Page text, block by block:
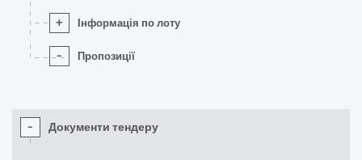
+ Інформація по лоту
- Пропозиції
- Документи тендеру